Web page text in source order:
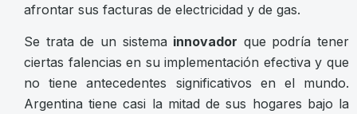
afrontar sus facturas de electricidad y de gas.
Se trata de un sistema innovador que podría tener
ciertas falencias en su implementación efectiva y que
no tiene antecedentes significativos en el mundo.
Argentina tiene casi la mitad de sus hogares bajo la